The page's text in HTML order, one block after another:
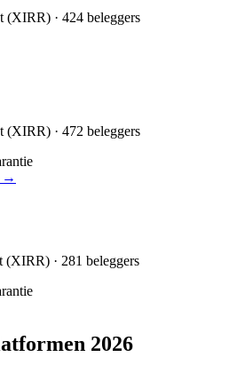
(XIRR) · 424 beleggers
(XIRR) · 472 beleggers
→
(XIRR) · 281 beleggers
2026